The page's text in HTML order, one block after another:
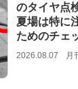
のタイヤ点
夏場は特に
ためのチェ
2026.08.07 月